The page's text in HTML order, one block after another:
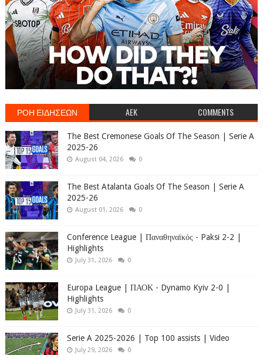
ΡΟΗ ΕΙΔΗΣΕΩΝ AEK COMMENTS
The Best Cremonese Goals Of The Season | Serie A
2025-26
August 04, 2026 0
The Best Atalanta Goals Of The Season | Serie A
2025-26
August 01, 2026 0
Conference League | Παναθηναϊκός - Paksi 2-2 |
Highlights
July 31, 2026 0
Europa League | ΠΑΟΚ - Dynamo Kyiv 2-0 |
Highlights
July 31, 2026 0
Serie A 2025-2026 | Top 100 assists | Video
July 29, 2026 0